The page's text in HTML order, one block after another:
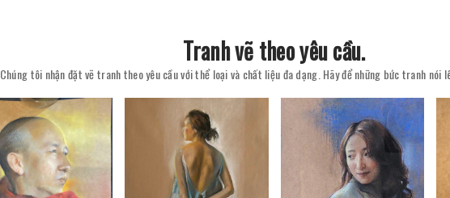
Tranh vẽ theo yêu cầu.
Chúng tôi nhận đặt vẽ tranh theo yêu cầu với thể loại và chất liệu đa dạng. Hãy để những bức tranh nói